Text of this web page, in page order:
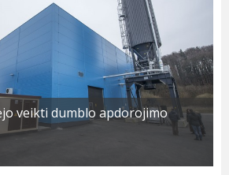
veikti dumblo apdorojimo